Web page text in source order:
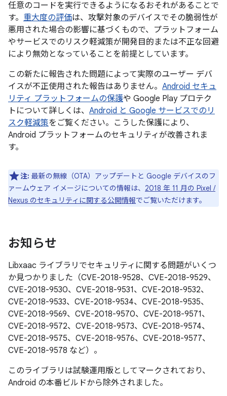
任意のコードを実行できるようになるおそれがあることで
す。 重大度の評価は、攻撃対象のデバイスでその脆弱性が
悪用された場合の影響に基づくもので、プラットフォーム
やサービスでのリスク軽減策が開発目的または不正な回避
により無効となっていることを前提としています。
この新たに報告された問題によって実際のユーザー デバ
イスが不正使用された報告はありません。 Android セキュ
リティ プラットフォームの保護や Google Play プロテク
トについて詳しくは、 Android と Google サービスでのリ
スク軽減策をご覧ください。こうした保護により、
Android プラットフォームのセキュリティが改善されま
す。
注: 最新の無線（OTA）アップデートと Google デバイスのフ
ァームウェア イメージについての情報は、 2018 年 11 月の Pixel /
Nexus のセキュリティに関する公開情報でご覧いただけます。
お知らせ
Libxaac ライブラリでセキュリティに関する問題がいくつ
か見つかりました（CVE-2018-9528、CVE-2018-9529、
CVE-2018-9530、CVE-2018-9531、CVE-2018-9532、
CVE-2018-9533、CVE-2018-9534、CVE-2018-9535、
CVE-2018-9569、CVE-2018-9570、CVE-2018-9571、
CVE-2018-9572、CVE-2018-9573、CVE-2018-9574、
CVE-2018-9575、CVE-2018-9576、CVE-2018-9577、
CVE-2018-9578 など）。
このライブラリは試験運用版としてマークされており、
Android の本番ビルドから除外されました。